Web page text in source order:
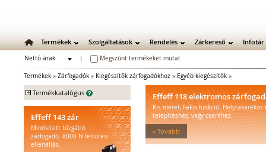
Termékek Szolgáltatások Rendelés Zárkereső Infotár
Nettó árak
Megszűnt termékeket mutat
Termékek » Zárfogadók » Kiegészítők zárfogadókhoz » Egyéb kiegészítők »
+ Termékkatalógus
Mechanikus bevéső zárak
Zárbetétek
Lakatok
Effeff 143 zár
Minősített tűzgátló
zárfogadó. 8000 N feltörési
ellenállás.
Effeff 118 elektromos
Kis méret, FaFix funkció. Helytakarékos
telepítéshez, vagy cseréhez.
» Tovább